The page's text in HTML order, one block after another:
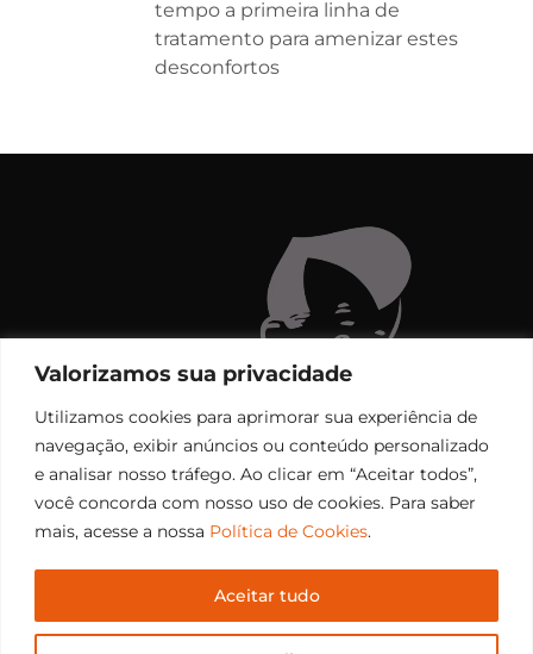
Valorizamos sua privacidade
Utilizamos cookies para aprimorar sua experiência de
navegação, exibir anúncios ou conteúdo personalizado
e analisar nosso tráfego. Ao clicar em “Aceitar todos”,
você concorda com nosso uso de cookies. Para saber
mais, acesse a nossa Política de Cookies.
Aceitar tudo
tempo a primeira linha de
tratamento para amenizar estes
desconfortos